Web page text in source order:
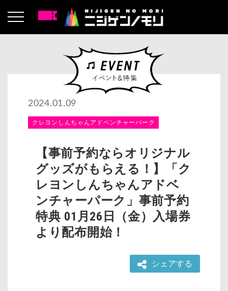
2024.01.09
クレヨンしんちゃんアドベンチャーパーク
【事前予約ならオリジナル
グッズがもらえる！】「ク
レヨンしんちゃんアドベ
ンチャーパーク」事前予約
特典 01月26日（金）入場券
より配布開始！
シェアする